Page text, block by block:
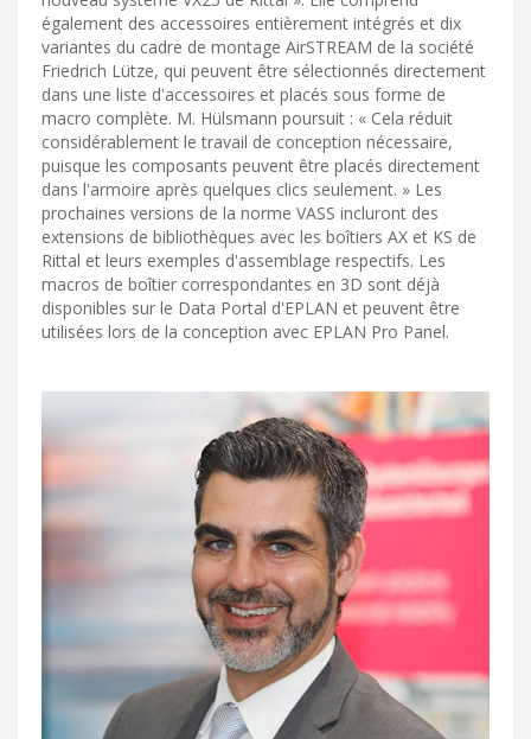
également des accessoires entièrement intégrés et dix
variantes du cadre de montage AirSTREAM de la société
Friedrich Lütze, qui peuvent être sélectionnés directement
dans une liste d'accessoires et placés sous forme de
macro complète. M. Hülsmann poursuit : « Cela réduit
considérablement le travail de conception nécessaire,
puisque les composants peuvent être placés directement
dans l'armoire après quelques clics seulement. » Les
prochaines versions de la norme VASS incluront des
extensions de bibliothèques avec les boîtiers AX et KS de
Rittal et leurs exemples d'assemblage respectifs. Les
macros de boîtier correspondantes en 3D sont déjà
disponibles sur le Data Portal d'EPLAN et peuvent être
utilisées lors de la conception avec EPLAN Pro Panel.